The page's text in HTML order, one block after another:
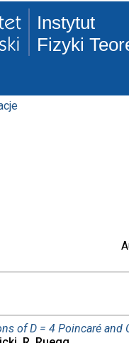
Instytut
Fizyki
of D = 4 Poincaré and